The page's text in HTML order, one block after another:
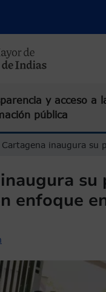
y acceso a
pública
Cartagena inaugura su
enfoque